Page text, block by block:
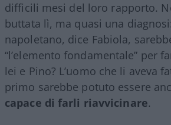
difficili mesi del loro rapporto.
buttata lì, ma quasi una
napoletano, dice Fabiola,
“l’elemento fondamentale” per
lei e Pino? L’uomo che li aveva
primo sarebbe potuto essere
capace di farli riavvicinare.